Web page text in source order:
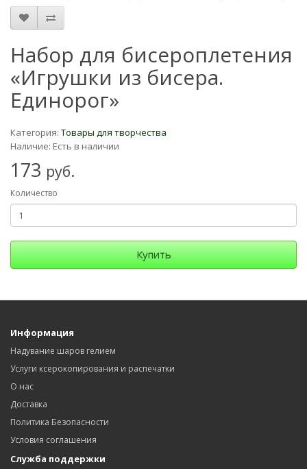
Набор для бисероплетения
«Игрушки из бисера.
Единорог»
Категория: Товары для творчества
Наличие: Есть в наличии
173 руб.
Количество
Купить
Информация
Надувание шаров гелием
Услуги ксерокопирования и распечатки
О нас
Доставка
Политика Безопасности
Условия соглашения
Служба поддержки